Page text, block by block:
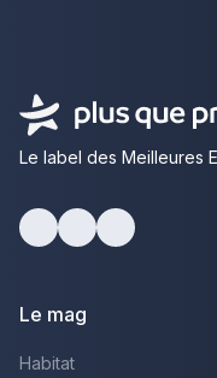
Le label des Meilleures
Le mag
Habitat